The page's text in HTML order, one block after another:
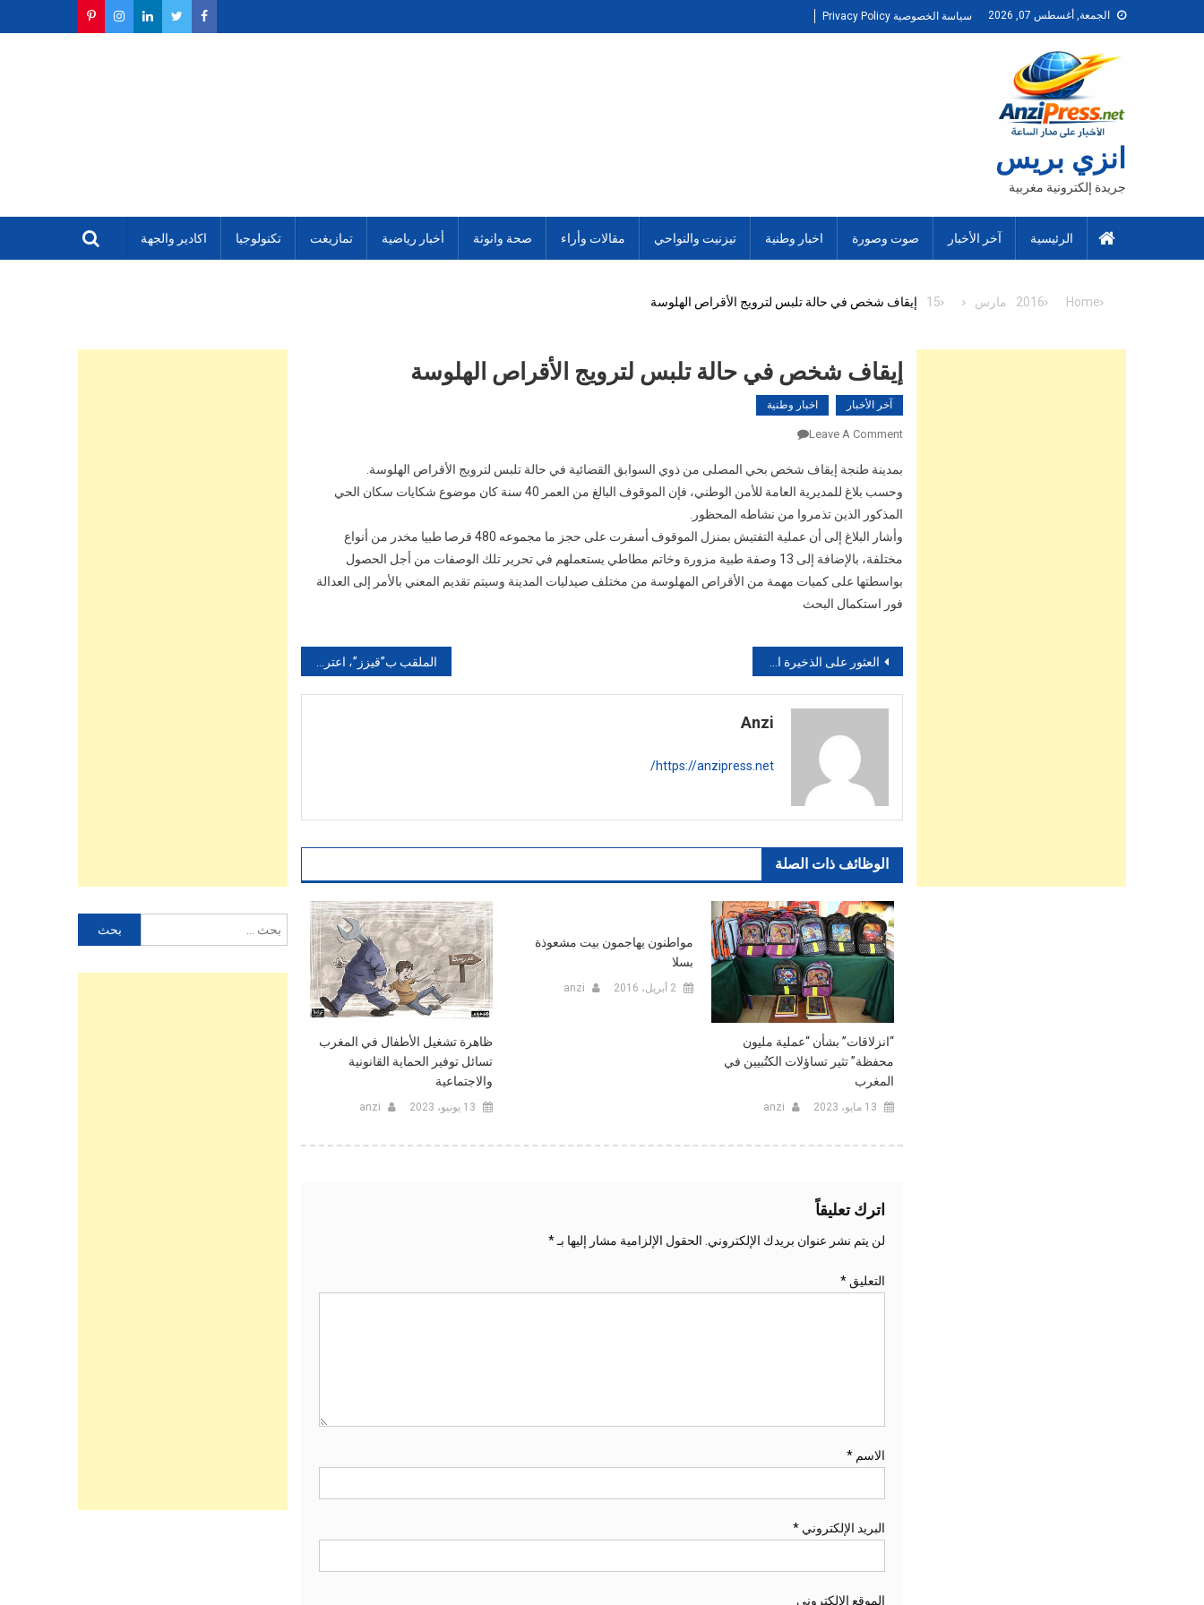
to
الجمعة, أغسطس 07, 2026 سياسة الخصوصية Privacy Policy
انزي بريس
جريدة إلكترونية مغربية
الرئيسية آخر الأخبار صوت وصورة اخبار وطنية تيزنيت والنواحي مقالات وأراء صحة وانوثة أخبار رياضية تمازيغت تكنولوجيا اكادير والجهة
Home
2016 مارس 15 إيقاف شخص في حالة تلبس لترويج الأقراص الهلوسة
إيقاف شخص في حالة تلبس لترويج الأقراص الهلوسة
آخر الأخبار اخبار وطنية
Leave A Comment
شخص
في
حالة
تلبس
لترويج
الأقراص
بمدينة طنجة إيقاف شخص بحي المصلى من ذوي السوابق القضائية في حالة تلبس لترويج الأقراص الهلوسة.
وحسب بلاغ للمديرية العامة للأمن الوطني، فإن الموقوف البالغ من العمر 40 سنة كان موضوع شكايات سكان الحي
المذكور الذين تذمروا من نشاطه المحظور.
وأشار البلاغ إلى أن عملية التفتيش بمنزل الموقوف أسفرت على حجز ما مجموعه 480 قرصا طبيا مخدر من أنواع
مختلفة، بالإضافة إلى 13 وصفة طبية مزورة وخاتم مطاطي يستعملهم في تحرير تلك الوصفات من أجل الحصول
بواسطتها على كميات مهمة من الأقراص المهلوسة من مختلف صيدليات المدينة وسيتم تقديم المعني بالأمر إلى العدالة
فور استكمال البحث
تصفّح
المقالات
العثور على الذخيرة الحية عبارة عن علبة من الرصاص بمطرح نفايات بمكناس
Anzi
https://anzipress.net/
الوظائف ذات الصلة
“انزلاقات” بشأن “عملية مليون
محفظة” تثير تساؤلات الكتُبيين في
المغرب
13 مايو، 2023 anzi
مواطنون يهاجمون بيت مشعوذة
بسلا
2 أبريل، 2016 anzi
ظاهرة تشغيل الأطفال في المغرب
تسائل توفير الحماية القانونية
والاجتماعية
13 يونيو، 2023 anzi
اترك تعليقاً
لن يتم نشر عنوان بريدك الإلكتروني. الحقول الإلزامية مشار إليها بـ*
التعليق *
الاسم *
البريد الإلكتروني *
الموقع الإلكتروني
عن: